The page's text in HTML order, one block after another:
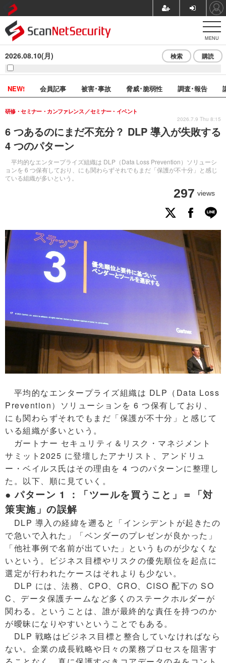
MENU
2026.08.10(月) 検索 購読
NEW! 会員記事 被害･事故 脅威･脆弱性 調査･報告
6 つあるのにまだ不充分？ DLP 導入が失敗する
4 つのパターン
平均的なエンタープライズ組織は DLP（Data Loss Prevention）ソリューシ
ョンを 6 つ保有しており、にも関わらずそれでもまだ「保護が不十分」と感じ
ている組織が多いという。
研修・セミナー・カンファレンス セミナー・イベント
297 views
2026.7.9 Thu 8:15
平均的なエンタープライズ組織は DLP（Data Loss
Prevention）ソリューションを 6 つ保有しており、
にも関わらずそれでもまだ「保護が不十分」と感じて
いる組織が多いという。
ガートナー セキュリティ＆リスク・マネジメント
サミット2025 に登壇したアナリスト、アンドリュ
ー・ベイルス氏はその理由を 4 つのパターンに整理し
た。以下、順に見ていく。
● パターン 1 ：「ツールを買うこと」＝「対
策実施」の誤解
DLP 導入の経緯を遡ると「インシデントが起きたの
で急いで入れた」「ベンダーのプレゼンが良かった」
「他社事例で名前が出ていた」というものが少なくな
いという。ビジネス目標やリスクの優先順位を起点に
選定が行われたケースはそれよりも少ない。
DLP には、法務、CPO、CRO、CISO 配下の SO
C、データ保護チームなど多くのステークホルダーが
関わる。ということは、誰が最終的な責任を持つのか
が曖昧になりやすいということでもある。
DLP 戦略はビジネス目標と整合していなければなら
ない。企業の成長戦略や日々の業務プロセスを阻害す